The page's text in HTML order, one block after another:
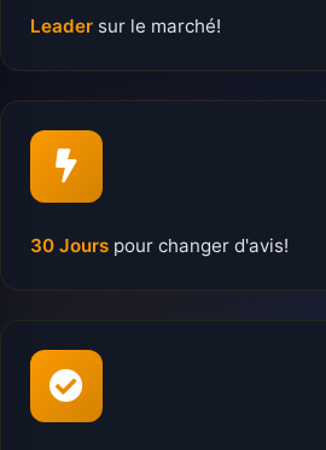
Leader sur le marché!
30 Jours pour changer d'avis!